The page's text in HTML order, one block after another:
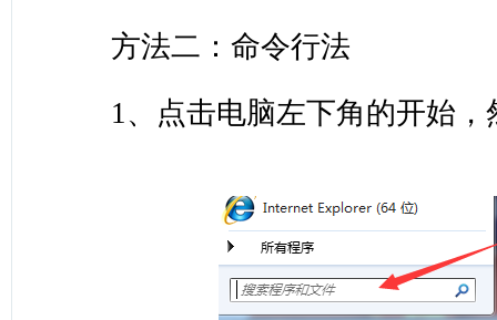
方法二：命令行法
1、点击电脑左下角的开始，